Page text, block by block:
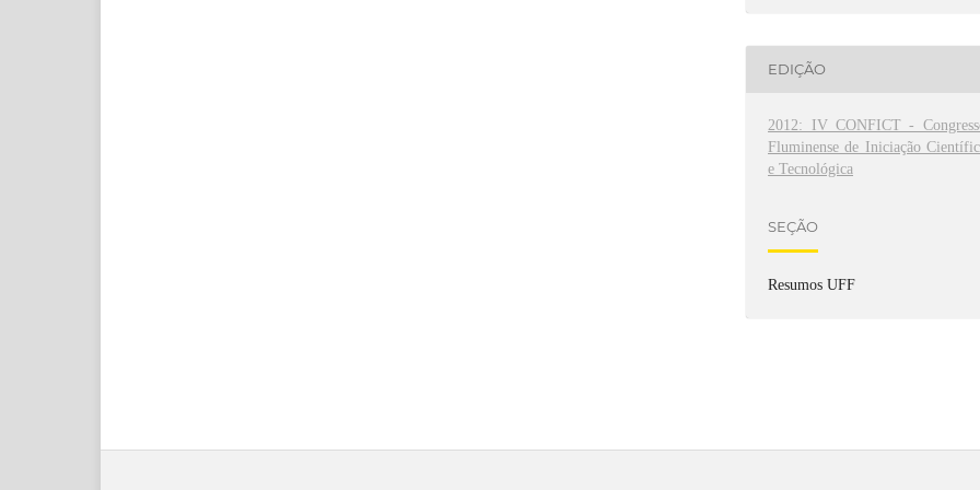
EDIÇÃO
2012: IV CONFICT -
Fluminense de Iniciação
e Tecnológica
SEÇÃO
Resumos UFF